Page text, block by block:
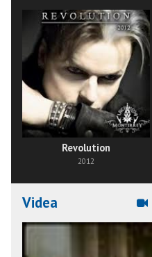
Revolution
2012
Videa